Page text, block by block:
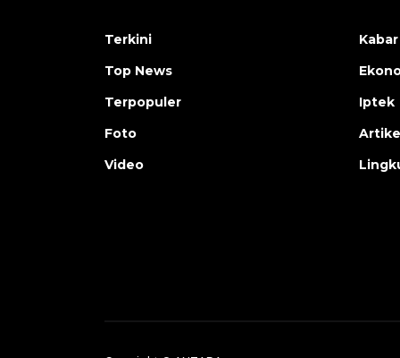
Terkini
Top News
Terpopuler
Foto
Video
Iptek